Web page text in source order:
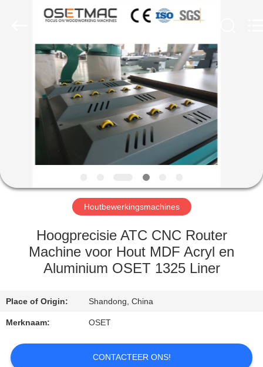
PRODUCTEN
ONGEVEER
FABRIEKSREIS
CONTACTEER
ONS
INTERNATIONAL
Houtbewerkingsmachines
Hoogprecisie ATC CNC Router
Machine voor Hout MDF Acryl en
Aluminium OSET 1325 Liner
Place of Origin: Shandong, China
Merknaam: OSET
CONTACTEER ONS!